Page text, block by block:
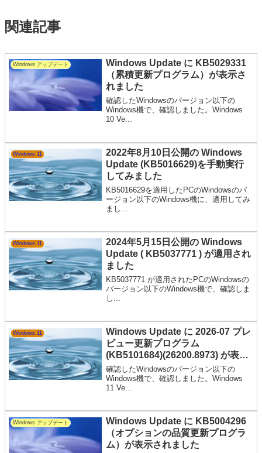
関連記事
Windows アップデート
Windows Update に KB5029331
（累積更新プログラム）が表示さ
れました
確認したWindowsのバージョン以下の
Windows機で、確認しました。Windows
10 Ve...
Windows 11
2022年8月10日公開の Windows
Update (KB5016629)を手動実行
してみました
KB5016629を適用したPCのWindowsのバ
ージョン以下のWindows機に、適用してみ
まし...
Windows 11
2024年5月15日公開の Windows
Update ( KB5037771 ) が適用され
ました
KB5037771 が適用されたPCのWindowsの
バージョン以下のWindows機で、確認しま
し...
Windows 11
Windows Update に 2026-07 プレ
ビュー更新プログラム
(KB5101684)(26200.8973) が表示
されました
確認したWindowsのバージョン以下の
Windows機で、確認しました。Windows
11 Ve...
Windows アップデート
Windows Update に KB5004296
（オプションの品質更新プログラ
ム）が表示されました